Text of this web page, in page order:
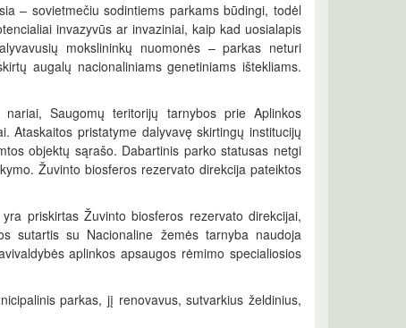
– sovietmečiu sodintiems parkams būdingi, todėl
invazyvūs ar invaziniai, kaip kad uosialapis
mokslininkų nuomonės – parkas neturi
augalų nacionaliniams genetiniams ištekliams.
Saugomų teritorijų tarnybos prie Aplinkos
Ataskaitos pristatyme dalyvavę skirtingų institucijų
objektų sąrašo. Dabartinis parko statusas netgi
Žuvinto biosferos rezervato direkcija pateiktos
priskirtas Žuvinto biosferos rezervato direkcijai,
sutartis su Nacionaline žemės tarnyba naudoja
aplinkos apsaugos rėmimo specialiosios
parkas, jį renovavus, sutvarkius želdinius,